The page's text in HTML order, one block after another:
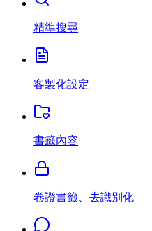
精準搜尋
客製化設定
書籤內容
卷證書籤、去識別化